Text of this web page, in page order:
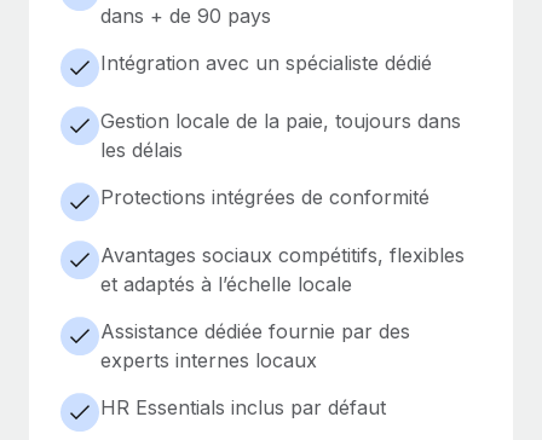
dans + de 90 pays
Intégration avec un spécialiste dédié
Gestion locale de la paie, toujours dans
les délais
Protections intégrées de conformité
Avantages sociaux compétitifs, flexibles
et adaptés à l’échelle locale
Assistance dédiée fournie par des
experts internes locaux
HR Essentials inclus par défaut